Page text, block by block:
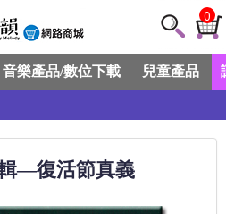
0
音樂產品/數位下載 兒童產品
—復活節真義